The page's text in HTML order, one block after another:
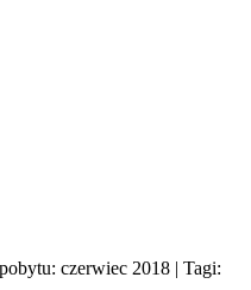
czerwiec 2018 | Tagi: